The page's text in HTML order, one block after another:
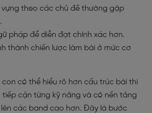
vựng theo các chủ đề thường gặp
pháp để diễn đạt chính xác hơn.
thành chiến lược làm bài ở mức cơ
con có thể hiểu rõ hơn cấu trúc bài thi
tiếp cận từng kỹ năng và có nền tảng
các band cao hơn. Đây là bước